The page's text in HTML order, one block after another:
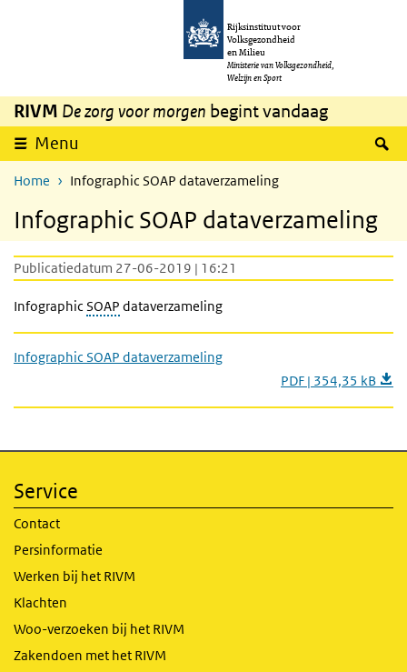
Overslaan en naar de inhoud gaan
Rijksinstituut voor
Volksgezondheid
en Milieu
Ministerie van Volksgezondheid,
Welzijn en Sport
RIVM De zorg voor morgen begint vandaag
Menu
Home Infographic SOAP dataverzameling
Infographic SOAP dataverzameling
Publicatiedatum 27-06-2019 | 16:21
Infographic SOAP dataverzameling
Infographic SOAP dataverzameling
PDF | 354,35 kB
Service
Contact
Persinformatie
Werken bij het RIVM
Klachten
Woo-verzoeken bij het RIVM
Zakendoen met het RIVM